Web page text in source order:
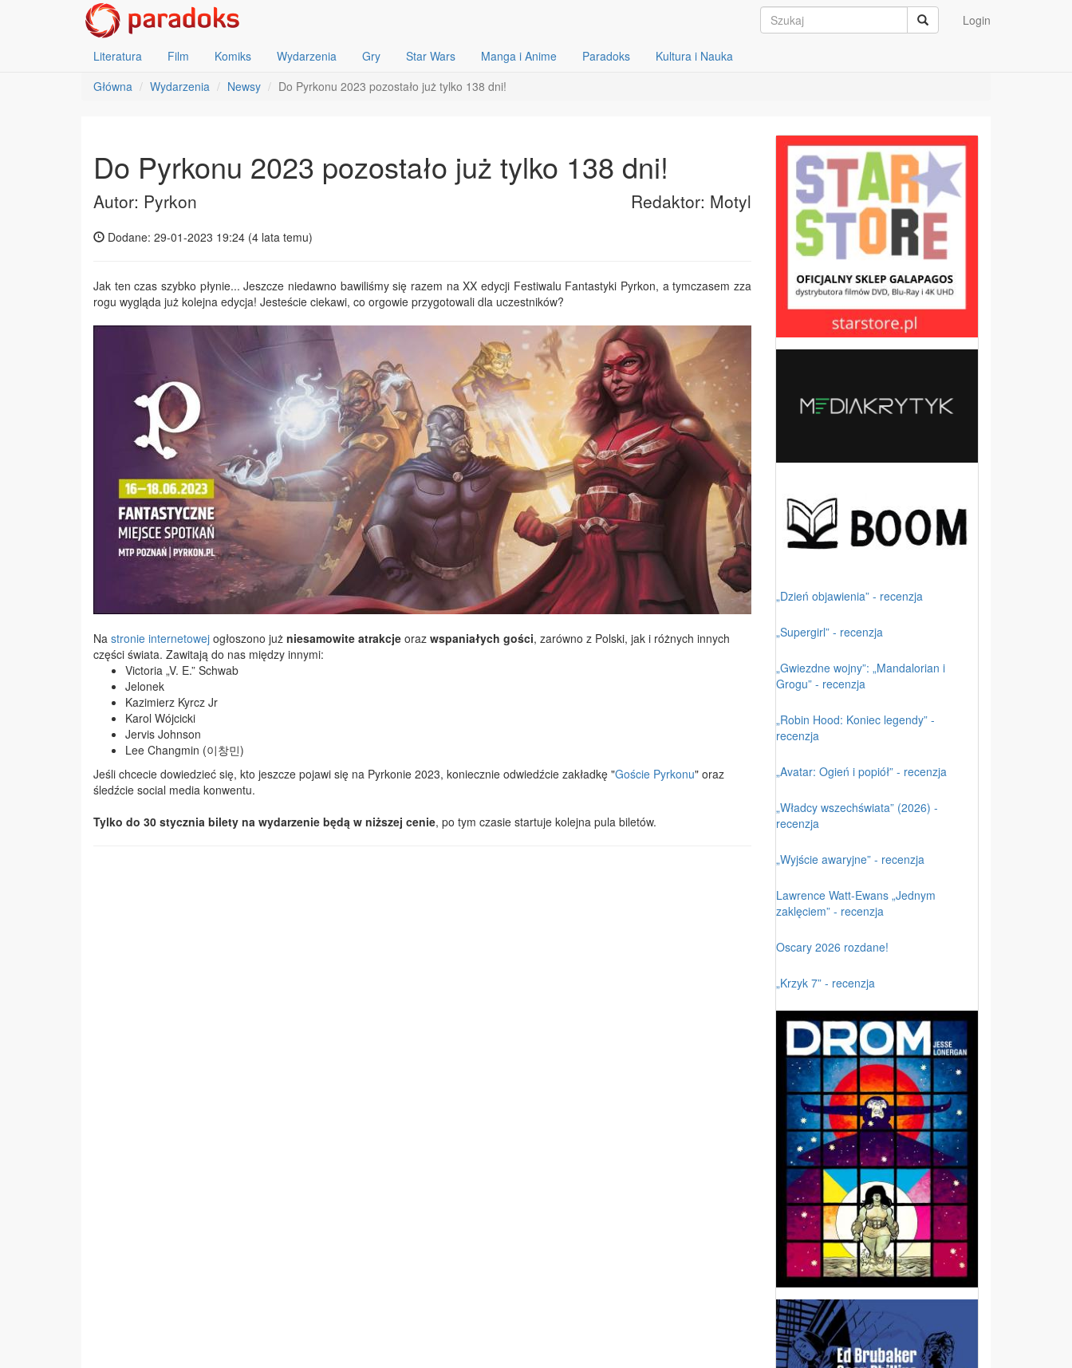
Login
Literatura Film Komiks Wydarzenia Gry Star Wars Manga i Anime Paradoks
Kultura i Nauka
Główna
Wydarzenia Newsy Do Pyrkonu 2023 pozostało już tylko 138 dni!
Do Pyrkonu 2023 pozostało już tylko 138 dni!
Autor: Pyrkon Redaktor: Motyl
Dodane: 29-01-2023 19:24 (4 lata temu)
Jak ten czas szybko płynie... Jeszcze niedawno bawiliśmy się razem na XX edycji Festiwalu Fantastyki Pyrkon, a tymczasem zza
rogu wygląda już kolejna edycja! Jesteście ciekawi, co orgowie przygotowali dla uczestników?
Na stronie internetowej ogłoszono już niesamowite atrakcje oraz wspaniałych gości, zarówno z Polski, jak i różnych innych
części świata. Zawitają do nas między innymi:
Victoria „V. E.” Schwab
Jelonek
Kazimierz Kyrcz Jr
Karol Wójcicki
Jervis Johnson
Lee Changmin (이창민)
Jeśli chcecie dowiedzieć się, kto jeszcze pojawi się na Pyrkonie 2023, koniecznie odwiedźcie zakładkę "Goście Pyrkonu" oraz
śledźcie social media konwentu.
Tylko do 30 stycznia bilety na wydarzenie będą w niższej cenie, po tym czasie startuje kolejna pula biletów.
„Dzień objawienia” - recenzja
„Supergirl” - recenzja
„Gwiezdne wojny”: „Mandalorian i
Grogu” - recenzja
„Robin Hood: Koniec legendy” -
recenzja
„Avatar: Ogień i popiół” - recenzja
„Władcy wszechświata” (2026) -
recenzja
„Wyjście awaryjne” - recenzja
Lawrence Watt-Ewans „Jednym
zaklęciem” - recenzja
Oscary 2026 rozdane!
„Krzyk 7” - recenzja